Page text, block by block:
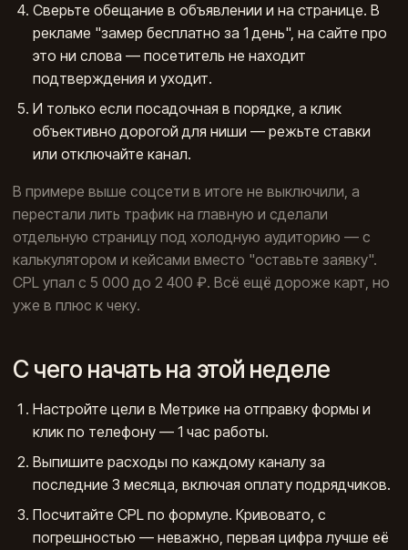
Сверьте обещание в объявлении и на странице. В
рекламе "замер бесплатно за 1 день", на сайте про
это ни слова — посетитель не находит
подтверждения и уходит.
И только если посадочная в порядке, а клик
объективно дорогой для ниши — режьте ставки
или отключайте канал.
В примере выше соцсети в итоге не выключили, а
перестали лить трафик на главную и сделали
отдельную страницу под холодную аудиторию — с
калькулятором и кейсами вместо "оставьте заявку".
CPL упал с 5 000 до 2 400 ₽. Всё ещё дороже карт, но
уже в плюс к чеку.
С чего начать на этой неделе
Настройте цели в Метрике на отправку формы и
клик по телефону — 1 час работы.
Выпишите расходы по каждому каналу за
последние 3 месяца, включая оплату подрядчиков.
Посчитайте CPL по формуле. Кривовато, с
погрешностью — неважно, первая цифра лучше её